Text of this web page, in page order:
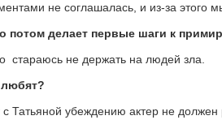
не соглашалась, и из-за этого
потом делает первые шаги к
стараюсь не держать на людей зла.
убеждению актер не должен